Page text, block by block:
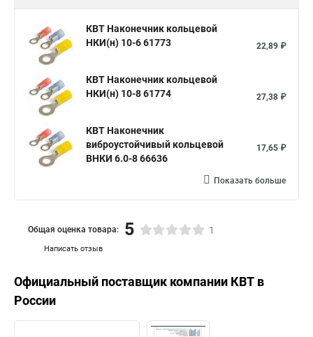
КВТ Наконечник кольцевой
НКИ(н) 10-6 61773
22,89 ₽
КВТ Наконечник кольцевой
НКИ(н) 10-8 61774
27,38 ₽
КВТ Наконечник
виброустойчивый кольцевой
ВНКИ 6.0-8 66636
17,65 ₽
Показать больше
Написать отзыв
Общая оценка товара: 5 1
Официальный поставщик компании КВТ в
России